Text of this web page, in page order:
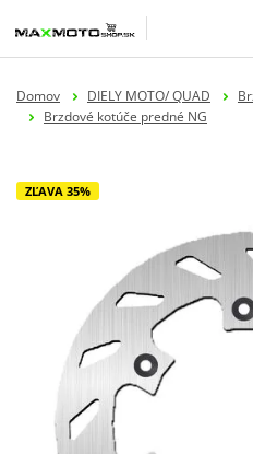
Domov DIELY MOTO/ QUAD
Brzdové kotúče predné NG
ZĽAVA 35%